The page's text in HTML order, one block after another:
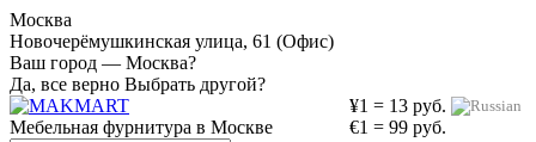
Москва
Новочерёмушкинская улица, 61 (Офис)
Ваш город — Москва?
Да, все верно Выбрать другой?
¥1 = 13 руб.
€1 = 99 руб.
Мебельная фурнитура в Москве